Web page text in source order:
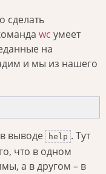
сделать
wc умеет
на
и мы из нашего
выводе help . Тут
что в одном
а в другом – в